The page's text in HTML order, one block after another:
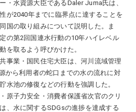
・水資源大臣であるDaler Juma氏は、
が2040年までに臨界点に達することを
国の取り組みについて説明した。ま
の第2回国連水行動の10年ハイレベル
を取るよう呼びかけた。
事業・国民住宅大臣は、河川流域管理
から利用者の蛇口までの水の流れに対
水池の修復などの行動を強調した。
原子力安全・消費者保護省次官のクリ
、水に関するSDGsの進捗を達成する